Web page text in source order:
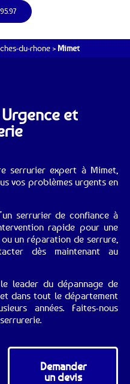
du-rhone > Mimet
et
serrurier expert à Mimet,
vos problèmes urgents en
serrurier de confiance à
rapide pour une
un réparation de serrure,
dès maintenant au
leader du dépannage de
dans tout le département
années. Faites-nous
Demander
un devis